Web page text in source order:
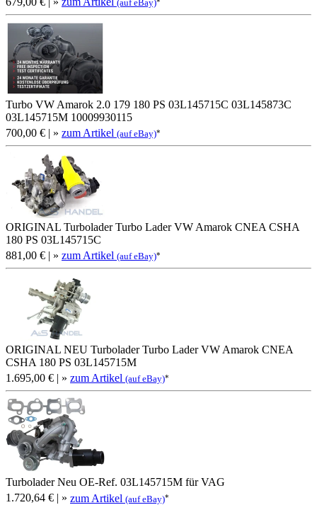
(auf eBay)
Turbo VW Amarok 2.0 179 180 PS 03L145715C 03L145873C
03L145715M 10009930115
700,00 € | » zum Artikel (auf eBay)*
ORIGINAL Turbolader Turbo Lader VW Amarok CNEA CSHA
180 PS 03L145715C
881,00 € | » zum Artikel (auf eBay)*
ORIGINAL NEU Turbolader Turbo Lader VW Amarok CNEA
CSHA 180 PS 03L145715M
1.695,00 € | » zum Artikel (auf eBay)*
Turbolader Neu OE-Ref. 03L145715M für VAG
1.720,64 € | » zum Artikel (auf eBay)*